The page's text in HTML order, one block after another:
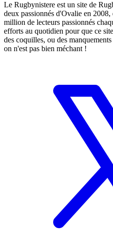
Le Rugbynistere est un site de
deux passionnés d'Ovalie en
million de lecteurs passionnés
efforts au quotidien pour que ce
des coquilles, ou des
on n'est pas bien méchant !